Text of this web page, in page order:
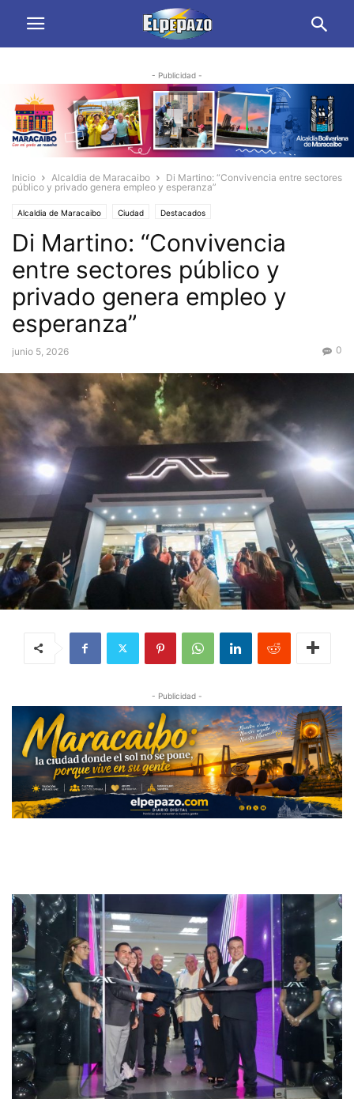
- Publicidad -
Inicio Alcaldia de Maracaibo
Di Martino: “Convivencia entre sectores
público y privado genera empleo y esperanza”
Alcaldia de Maracaibo Ciudad Destacados
Di Martino: “Convivencia
entre sectores público y
privado genera empleo y
esperanza”
junio 5, 2026 0
- Publicidad -